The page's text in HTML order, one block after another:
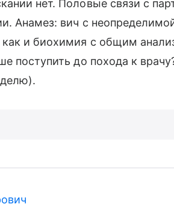
нет. Половые связи с
Анамез: вич с неопределимой
и биохимия с общим
поступить до похода к